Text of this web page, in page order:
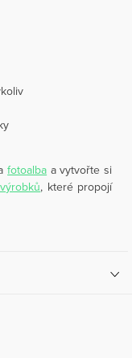
fotoalba a vytvořte si
, které propojí